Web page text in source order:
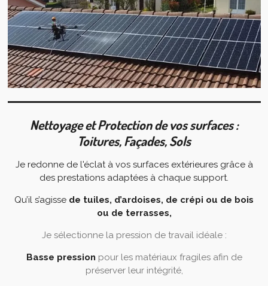
Nettoyage et Protection de vos surfaces :
Toitures, Façades, Sols
Je redonne de l'éclat à vos surfaces extérieures grâce à
des prestations adaptées à chaque support.
Qu’il s’agisse de tuiles, d’ardoises, de crépi ou de bois
ou de terrasses,
Je sélectionne la pression de travail idéale :
Basse pression pour les matériaux fragiles afin de
préserver leur intégrité,